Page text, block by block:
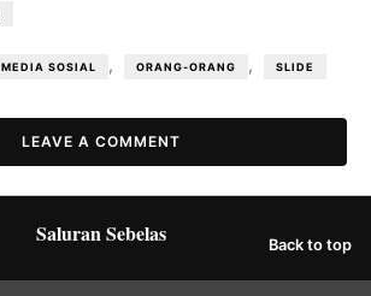
MEDIA SOSIAL , ORANG-ORANG , SLIDE
LEAVE A COMMENT
Saluran Sebelas Back to top